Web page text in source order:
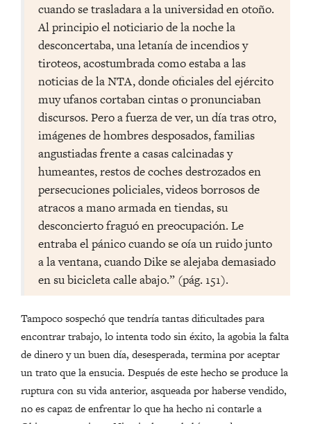
cuando se trasladara a la universidad en otoño.
Al principio el noticiario de la noche la
desconcertaba, una letanía de incendios y
tiroteos, acostumbrada como estaba a las
noticias de la NTA, donde oficiales del ejército
muy ufanos cortaban cintas o pronunciaban
discursos. Pero a fuerza de ver, un día tras otro,
imágenes de hombres desposados, familias
angustiadas frente a casas calcinadas y
humeantes, restos de coches destrozados en
persecuciones policiales, videos borrosos de
atracos a mano armada en tiendas, su
desconcierto fraguó en preocupación. Le
entraba el pánico cuando se oía un ruido junto
a la ventana, cuando Dike se alejaba demasiado
en su bicicleta calle abajo.” (pág. 151).
Tampoco sospechó que tendría tantas dificultades para
encontrar trabajo, lo intenta todo sin éxito, la agobia la falta
de dinero y un buen día, desesperada, termina por aceptar
un trato que la ensucia. Después de este hecho se produce la
ruptura con su vida anterior, asqueada por haberse vendido,
no es capaz de enfrentar lo que ha hecho ni contarle a